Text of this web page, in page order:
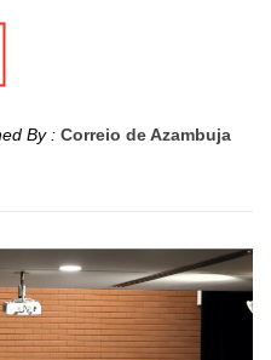
By : Correio de Azambuja